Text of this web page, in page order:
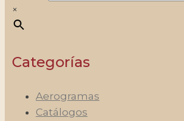
×
Categorías
Aerogramas
Catálogos